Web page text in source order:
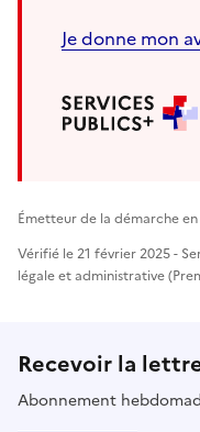
Je donne mon
Émetteur de la démarche
Vérifié le 21 février 2025 -
légale et administrative
Recevoir la
Abonnement